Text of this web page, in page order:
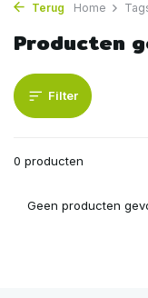
Terug Home
Producten
Filter
0 producten
Geen producten